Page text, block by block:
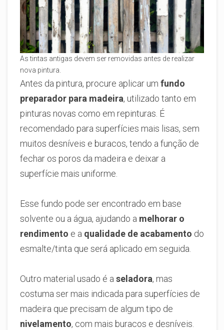
As tintas antigas devem ser removidas antes de realizar
nova pintura.
Antes da pintura, procure aplicar um fundo
preparador para madeira, utilizado tanto em
pinturas novas como em repinturas. É
recomendado para superfícies mais lisas, sem
muitos desníveis e buracos, tendo a função de
fechar os poros da madeira e deixar a
superfície mais uniforme.
Esse fundo pode ser encontrado em base
solvente ou a água, ajudando a melhorar o
rendimento e a qualidade de acabamento do
esmalte/tinta que será aplicado em seguida.
Outro material usado é a seladora, mas
costuma ser mais indicada para superfícies de
madeira que precisam de algum tipo de
nivelamento, com mais buracos e desníveis.